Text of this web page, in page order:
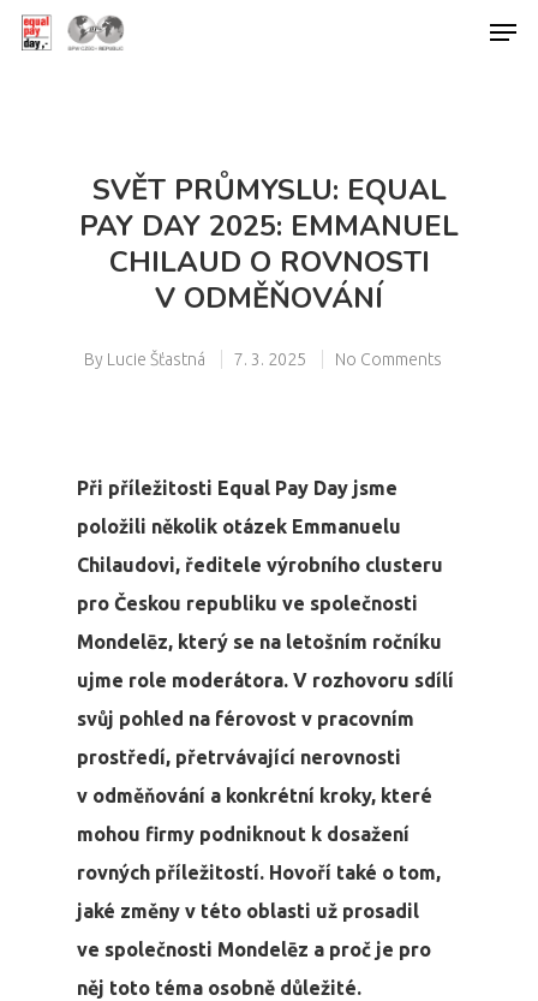
SVĚT PRŮMYSLU: EQUAL
PAY DAY 2025: EMMANUEL
CHILAUD O ROVNOSTI
V ODMĚŇOVÁNÍ
By Lucie Šťastná 7. 3. 2025 No Comments
Při příležitosti Equal Pay Day jsme
položili několik otázek Emmanuelu
Chilaudovi, ředitele výrobního clusteru
pro Českou republiku ve společnosti
Mondelēz, který se na letošním ročníku
ujme role moderátora. V rozhovoru sdílí
svůj pohled na férovost v pracovním
prostředí, přetrvávající nerovnosti
v odměňování a konkrétní kroky, které
mohou firmy podniknout k dosažení
rovných příležitostí. Hovoří také o tom,
jaké změny v této oblasti už prosadil
ve společnosti Mondelēz a proč je pro
něj toto téma osobně důležité.